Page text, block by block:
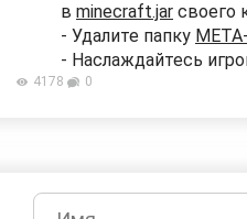
в minecraft.jar своего
- Удалите папку
- Наслаждайтесь
4178 0